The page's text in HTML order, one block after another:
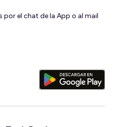
el chat de la App o al mail